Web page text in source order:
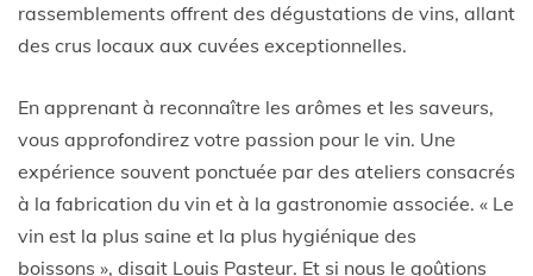
rassemblements offrent des dégustations de vins, allant
des crus locaux aux cuvées exceptionnelles.
En apprenant à reconnaître les arômes et les saveurs,
vous approfondirez votre passion pour le vin. Une
expérience souvent ponctuée par des ateliers consacrés
à la fabrication du vin et à la gastronomie associée. « Le
vin est la plus saine et la plus hygiénique des
boissons », disait Louis Pasteur. Et si nous le goûtions